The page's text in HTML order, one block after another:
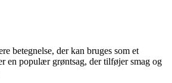
betegnelse, der kan bruges som et
populær grøntsag, der tilføjer smag og